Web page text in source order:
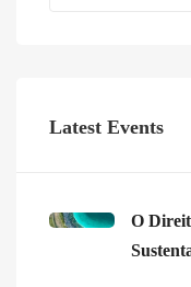
Latest Events
O